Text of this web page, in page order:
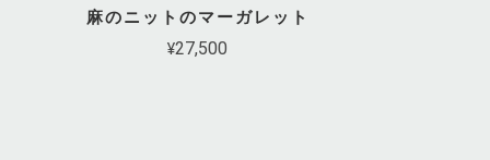
麻のニットのマーガレット
¥27,500